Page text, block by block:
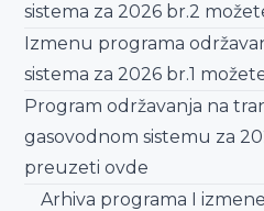
sistema za 2026 br.2
Izmenu programa
sistema za 2026 br.1
Program održavanja na
gasovodnom sistemu za
preuzetiovde
Arhiva programa I